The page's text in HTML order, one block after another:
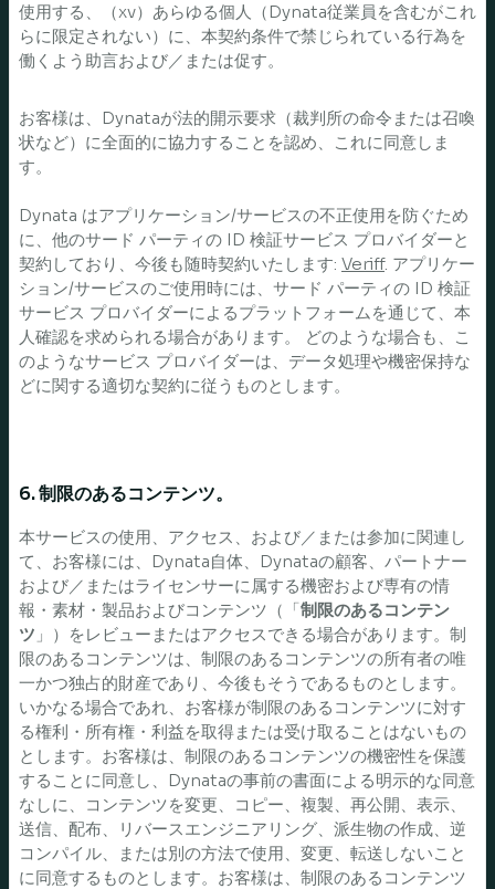
使用する、（xv）あらゆる個人（Dynata従業員を含むがこれ
らに限定されない）に、本契約条件で禁じられている行為を
働くよう助言および／または促す。
お客様は、Dynataが法的開示要求（裁判所の命令または召喚
状など）に全面的に協力することを認め、これに同意しま
す。
Dynata はアプリケーション/サービスの不正使用を防ぐため
に、他のサード パーティの ID 検証サービス プロバイダーと
契約しており、今後も随時契約いたします: Veriff. アプリケー
ション/サービスのご使用時には、サード パーティの ID 検証
サービス プロバイダーによるプラットフォームを通じて、本
人確認を求められる場合があります。 どのような場合も、こ
のようなサービス プロバイダーは、データ処理や機密保持な
どに関する適切な契約に従うものとします。
6. 制限のあるコンテンツ。
本サービスの使用、アクセス、および／または参加に関連し
て、お客様には、Dynata自体、Dynataの顧客、パートナー
および／またはライセンサーに属する機密および専有の情
報・素材・製品およびコンテンツ（「制限のあるコンテン
ツ 」）をレビューまたはアクセスできる場合があります。制
限のあるコンテンツは、制限のあるコンテンツの所有者の唯
一かつ独占的財産であり、今後もそうであるものとします。
いかなる場合であれ、お客様が制限のあるコンテンツに対す
る権利・所有権・利益を取得または受け取ることはないもの
とします。お客様は、制限のあるコンテンツの機密性を保護
することに同意し、Dynataの事前の書面による明示的な同意
なしに、コンテンツを変更、コピー、複製、再公開、表示、
送信、配布、リバースエンジニアリング、派生物の作成、逆
コンパイル、または別の方法で使用、変更、転送しないこと
に同意するものとします。お客様は、制限のあるコンテンツ